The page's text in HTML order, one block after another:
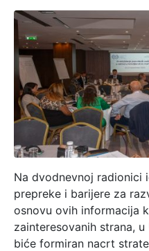
Na dvodnevnoj radionici
prepreke i barijere za
osnovu ovih informacija
zainteresovanih strana,
biće formiran nacrt